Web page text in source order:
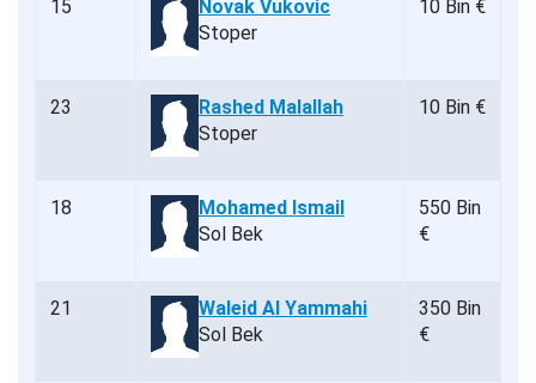
15
Novak Vukovic
Stoper
10 Bin €
23
Rashed Malallah
Stoper
10 Bin €
18
Mohamed Ismail
Sol Bek
550 Bin
€
21
Waleid Al Yammahi
Sol Bek
350 Bin
€